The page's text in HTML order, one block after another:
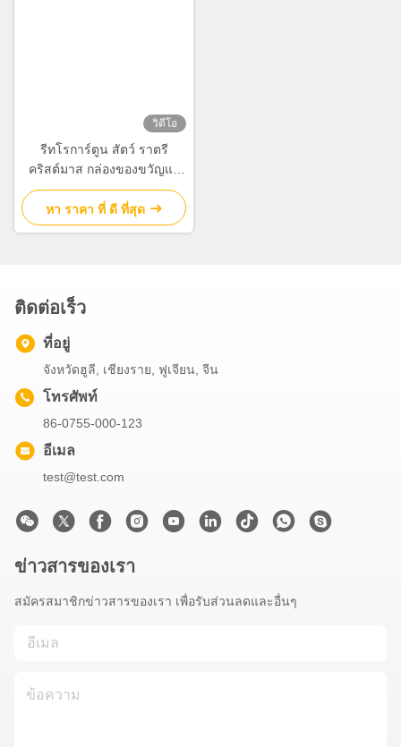
วิดีโอ
รีทโรการ์ตูน สัตว์ ราตรี
คริสต์มาส กล่องของขวัญแอ
ปเปิ้ล ของขวัญคริสต์มาส ของ
ขวัญเล็ก เครื่องประดับของ
ขวัญ กระเป๋าสะพาย
หา ราคา ที่ ดี ที่สุด
ติดต่อเร็ว
ที่อยู่
จังหวัดฮูลี, เชียงราย, ฟูเจียน, จีน
โทรศัพท์
86-0755-000-123
อีเมล
test@test.com
ข่าวสารของเรา
สมัครสมาชิกข่าวสารของเรา เพื่อรับส่วนลดและอื่นๆ